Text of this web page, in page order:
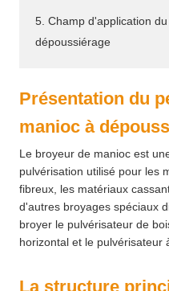
5. Champ d'application
dépoussiérage
Présentation du
manioc à
Le broyeur de manioc est
pulvérisation utilisé pour les
fibreux, les matériaux
d'autres broyages spéciaux
broyer le pulvérisateur de
horizontal et le pulvérisateur
La structure